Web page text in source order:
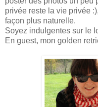
privée reste la vie privée
façon plus naturelle.
Soyez indulgentes sur le
En guest, mon golden